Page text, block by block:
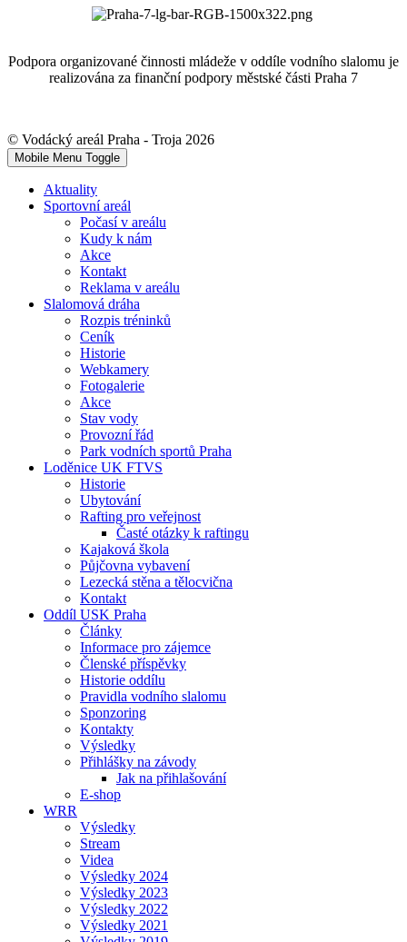
Podpora organizované činnosti mládeže v oddíle vodního slalomu je
realizována za finanční podpory městské části Praha 7
© Vodácký areál Praha - Troja 2026
Mobile Menu Toggle
Aktuality
Sportovní areál
Počasí v areálu
Kudy k nám
Akce
Kontakt
Reklama v areálu
Slalomová dráha
Rozpis tréninků
Ceník
Historie
Webkamery
Fotogalerie
Akce
Stav vody
Provozní řád
Park vodních sportů Praha
Loděnice UK FTVS
Historie
Ubytování
Rafting pro veřejnost
Časté otázky k raftingu
Kajaková škola
Půjčovna vybavení
Lezecká stěna a tělocvična
Kontakt
Oddíl USK Praha
Články
Informace pro zájemce
Členské příspěvky
Historie oddílu
Pravidla vodního slalomu
Sponzoring
Kontakty
Výsledky
Přihlášky na závody
Jak na přihlašování
E-shop
WRR
Výsledky
Stream
Videa
Výsledky 2024
Výsledky 2023
Výsledky 2022
Výsledky 2021